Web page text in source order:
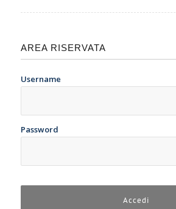
AREA RISERVATA
Username
Password